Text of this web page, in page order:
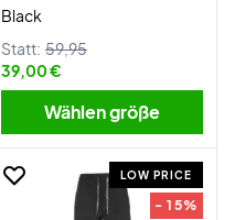
Black
Statt: 59,95
39,00 €
Wählen größe
LOW PRICE
- 15%